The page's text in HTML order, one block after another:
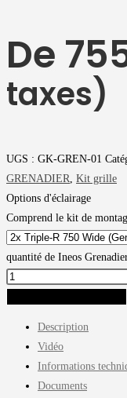
De
taxes)
UGS : GK-GREN-01
GRENADIER, Kit grille
Options d'éclairage
Comprend le kit de
quantité de Ineos
Description
Vidéo
Informations
Documents